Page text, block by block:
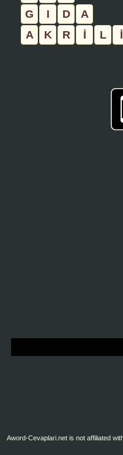
G
I D
A
A
K R İ L İ
Aword-Cevaplari.net is not affiliated